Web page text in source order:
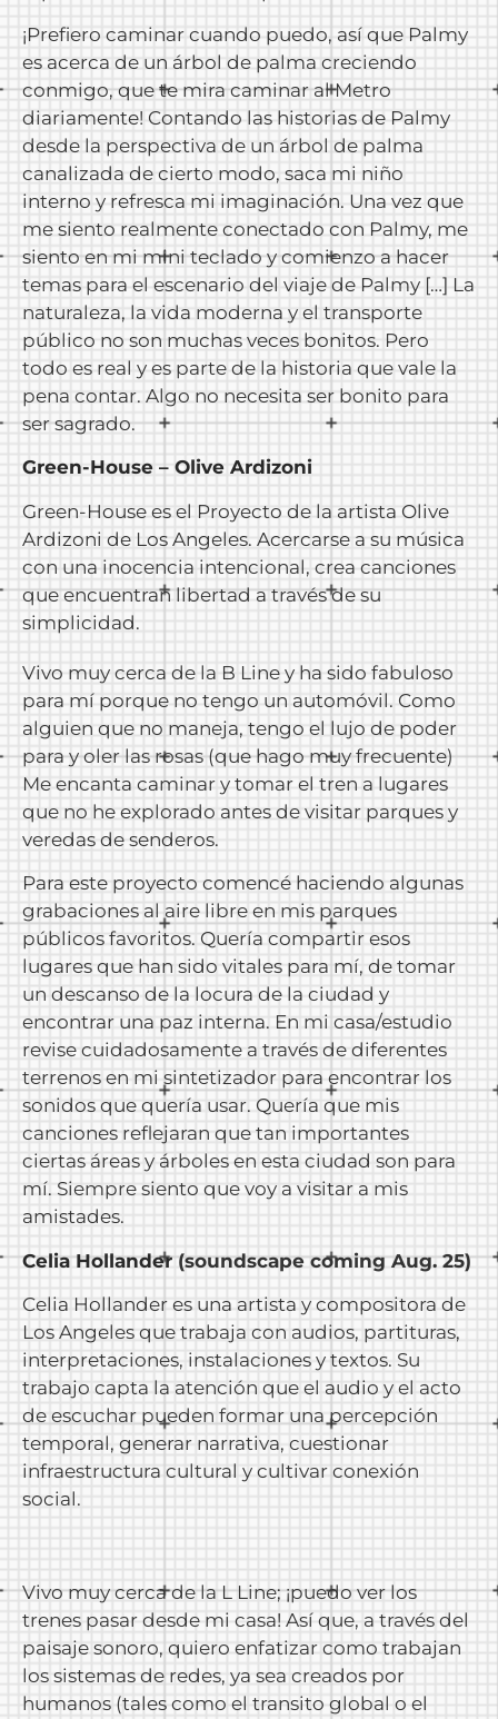
¡Prefiero caminar cuando puedo, así que Palmy
es acerca de un árbol de palma creciendo
conmigo, que te mira caminar al Metro
diariamente! Contando las historias de Palmy
desde la perspectiva de un árbol de palma
canalizada de cierto modo, saca mi niño
interno y refresca mi imaginación. Una vez que
me siento realmente conectado con Palmy, me
siento en mi mini teclado y comienzo a hacer
temas para el escenario del viaje de Palmy […] La
naturaleza, la vida moderna y el transporte
público no son muchas veces bonitos. Pero
todo es real y es parte de la historia que vale la
pena contar. Algo no necesita ser bonito para
ser sagrado.
Green-House – Olive Ardizoni
Green-House es el Proyecto de la artista Olive
Ardizoni de Los Angeles. Acercarse a su música
con una inocencia intencional, crea canciones
que encuentran libertad a través de su
simplicidad.
Vivo muy cerca de la B Line y ha sido fabuloso
para mí porque no tengo un automóvil. Como
alguien que no maneja, tengo el lujo de poder
para y oler las rosas (que hago muy frecuente)
Me encanta caminar y tomar el tren a lugares
que no he explorado antes de visitar parques y
veredas de senderos.
Para este proyecto comencé haciendo algunas
grabaciones al aire libre en mis parques
públicos favoritos. Quería compartir esos
lugares que han sido vitales para mí, de tomar
un descanso de la locura de la ciudad y
encontrar una paz interna. En mi casa/estudio
revise cuidadosamente a través de diferentes
terrenos en mi sintetizador para encontrar los
sonidos que quería usar. Quería que mis
canciones reflejaran que tan importantes
ciertas áreas y árboles en esta ciudad son para
mí. Siempre siento que voy a visitar a mis
amistades.
Celia Hollander(soundscape coming Aug. 25)
Celia Hollander es una artista y compositora de
Los Angeles que trabaja con audios, partituras,
interpretaciones, instalaciones y textos. Su
trabajo capta la atención que el audio y el acto
de escuchar pueden formar una percepción
temporal, generar narrativa, cuestionar
infraestructura cultural y cultivar conexión
social.
Vivo muy cerca de la L Line; ¡puedo ver los
trenes pasar desde mi casa! Así que, a través del
paisaje sonoro, quiero enfatizar como trabajan
los sistemas de redes, ya sea creados por
humanos (tales como el transito global o el